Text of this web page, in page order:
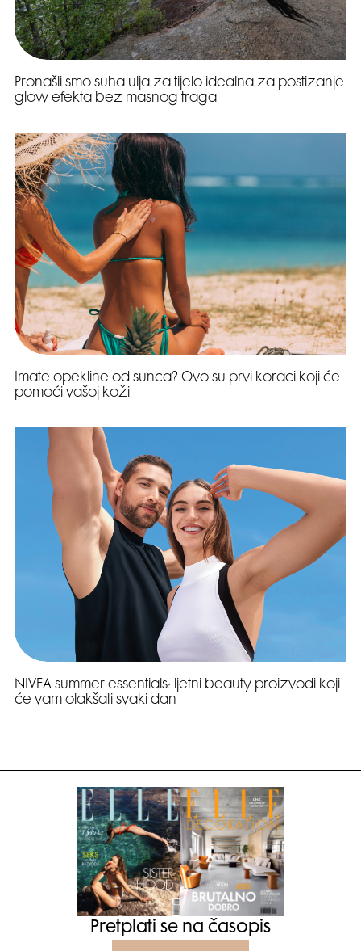
Pronašli smo suha ulja za tijelo idealna za postizanje
glow efekta bez masnog traga
Imate opekline od sunca? Ovo su prvi koraci koji će
pomoći vašoj koži
NIVEA summer essentials: ljetni beauty proizvodi koji
će vam olakšati svaki dan
Pretplati se na časopis